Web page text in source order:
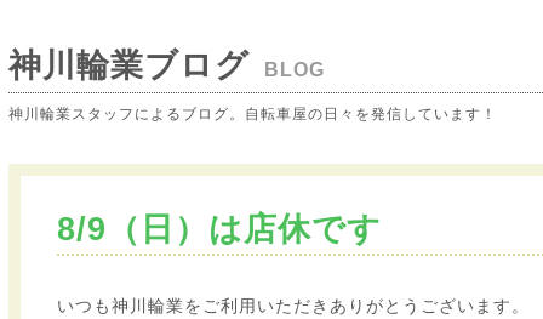
神川輪業ブログ BLOG
神川輪業スタッフによるブログ。自転車屋の日々を発信しています！
8/9（日）は店休です
いつも神川輪業をご利用いただきありがとうございます。